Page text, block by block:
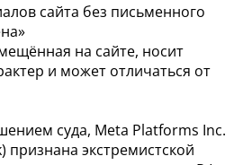
сайта без письменного
на сайте, носит
и может отличаться от
суда, Meta Platforms Inc.
признана экстремистской